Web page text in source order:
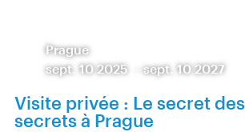
Prague
sept. 10 2025
-sept. 10 2027
Visite privée : Le secret des
secrets à Prague